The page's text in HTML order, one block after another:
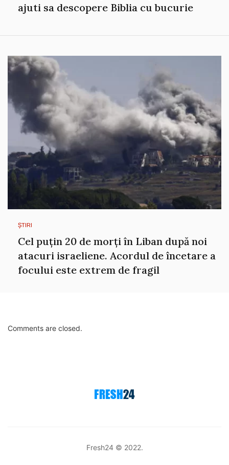
ajuti sa descopere Biblia cu bucurie
ȘTIRI
Cel puțin 20 de morți în Liban după noi
atacuri israeliene. Acordul de încetare a
focului este extrem de fragil
Comments are closed.
Fresh24 © 2022.